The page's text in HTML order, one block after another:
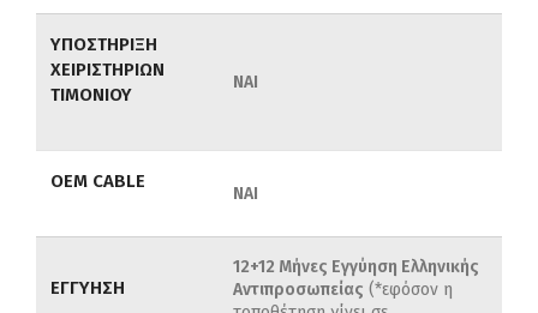
ΥΠΟΣΤΗΡΙΞΗ
ΧΕΙΡΙΣΤΗΡΙΩΝ
ΤΙΜΟΝΙΟΥ
ΝΑΙ
OEM CABLE
ΝΑΙ
ΕΓΓΥΗΣΗ
12+12 Μήνες Εγγύηση Ελληνικής
Αντιπροσωπείας (*εφόσον η